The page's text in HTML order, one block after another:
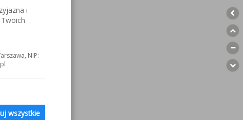
i
NIP:
wszystkie